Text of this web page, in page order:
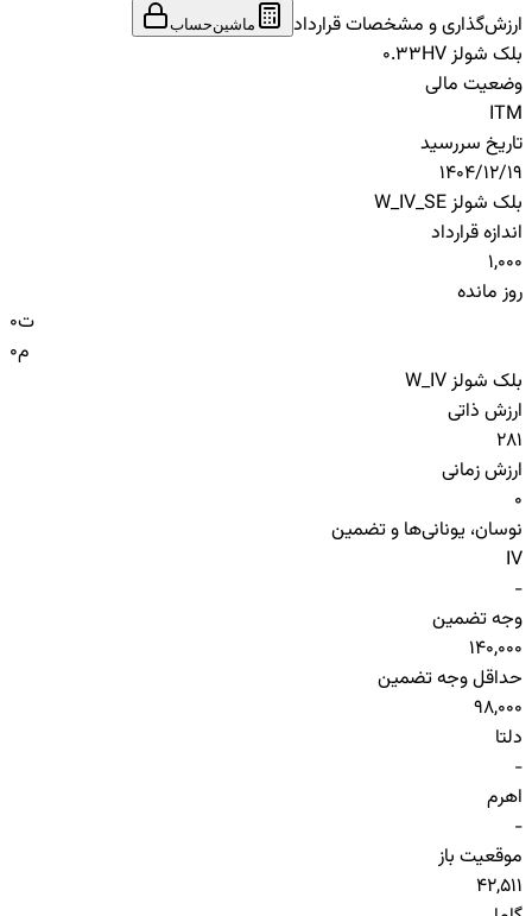
ارزش‌گذاری و مشخصات قرارداد
ماشین‌حساب
بلک شولز HV
0.33
وضعیت مالی
ITM
تاریخ سررسید
1404/12/19
بلک شولز W_IV_SE
اندازه قرارداد
1,000
روز مانده
0ت
0م
بلک شولز W_IV
ارزش ذاتی
281
ارزش زمانی
0
نوسان، یونانی‌ها و تضمین
IV
-
وجه تضمین
140,000
حداقل وجه تضمین
98,000
دلتا
-
اهرم
-
موقعیت باز
42,511